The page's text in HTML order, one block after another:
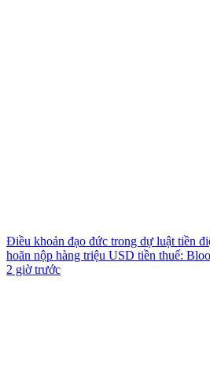
Điều khoản đạo đức trong dự luật tiền
hoãn nộp hàng triệu USD tiền thuế:
2 giờ trước